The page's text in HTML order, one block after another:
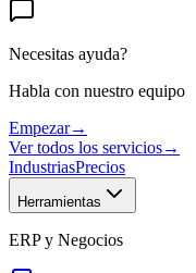
Necesitas ayuda?
Habla con nuestro equipo
Empezar→
Ver todos los servicios→
IndustriasPrecios
Herramientas
ERP y Negocios